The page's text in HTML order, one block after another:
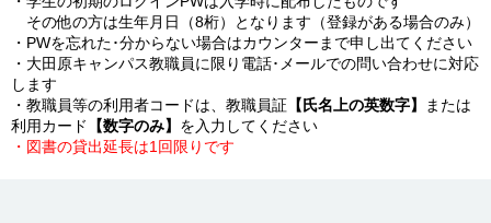
その他の方は生年月日（8桁）となります（登録がある場合のみ）
・PWを忘れた･分からない場合はカウンターまで申し出てください
・大田原キャンパス教職員に限り電話･メールでの問い合わせに対応
します
・教職員等の利用者コードは、教職員証 【氏名上の英数字】
または
利用カード
【数字のみ】
・図書の貸出延長は1回限りです